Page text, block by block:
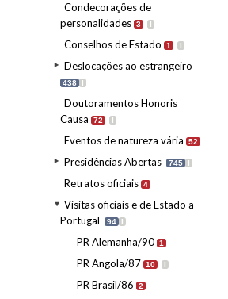
Condecorações de
personalidades 3 I
Conselhos de Estado 1 I
Deslocações ao estrangeiro
438 I
Doutoramentos Honoris
Causa
72 I
Eventos de natureza vária 52
Presidências Abertas 745 I
Retratos oficiais 4
Visitas oficiais e de Estado a
Portugal
94 I
PR Alemanha/90 1
PR Angola/87 10 I
PR Brasil/86 2